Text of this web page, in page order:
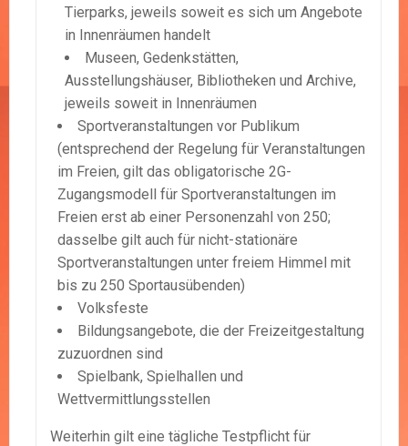
Tierparks, jeweils soweit es sich um Angebote
in Innenräumen handelt
Museen, Gedenkstätten,
Ausstellungshäuser, Bibliotheken und Archive,
jeweils soweit in Innenräumen
Sportveranstaltungen vor Publikum
(entsprechend der Regelung für Veranstaltungen
im Freien, gilt das obligatorische 2G-
Zugangsmodell für Sportveranstaltungen im
Freien erst ab einer Personenzahl von 250;
dasselbe gilt auch für nicht-stationäre
Sportveranstaltungen unter freiem Himmel mit
bis zu 250 Sportausübenden)
Volksfeste
Bildungsangebote, die der Freizeitgestaltung
zuzuordnen sind
Spielbank, Spielhallen und
Wettvermittlungsstellen
Weiterhin gilt eine tägliche Testpflicht für